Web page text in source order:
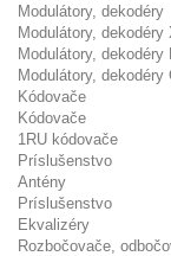
Modulátory, dekodéry
Modulátory, dekodéry
Modulátory, dekodéry
Modulátory, dekodéry
Kódovače
Kódovače
1RU kódovače
Príslušenstvo
Antény
Príslušenstvo
Ekvalizéry
Rozbočovače,